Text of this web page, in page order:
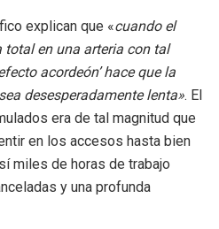
explican que «cuando el
total en una arteria con tal
acordeón’ hace que la
desesperadamente lenta». El
era de tal magnitud que
en los accesos hasta bien
miles de horas de trabajo
y una profunda